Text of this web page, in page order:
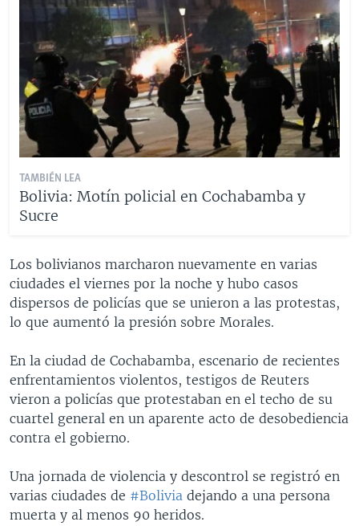
TAMBIÉN LEA
Bolivia: Motín policial en Cochabamba y
Sucre
Los bolivianos marcharon nuevamente en varias
ciudades el viernes por la noche y hubo casos
dispersos de policías que se unieron a las protestas,
lo que aumentó la presión sobre Morales.
En la ciudad de Cochabamba, escenario de recientes
enfrentamientos violentos, testigos de Reuters
vieron a policías que protestaban en el techo de su
cuartel general en un aparente acto de desobediencia
contra el gobierno.
Una jornada de violencia y descontrol se registró en
varias ciudades de #Bolivia dejando a una persona
muerta y al menos 90 heridos.